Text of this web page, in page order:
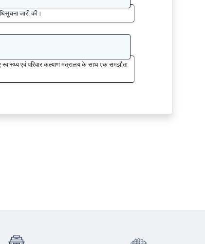
जारी की।
एवं परिवार कल्याण मंत्रालय के साथ एक समझौता